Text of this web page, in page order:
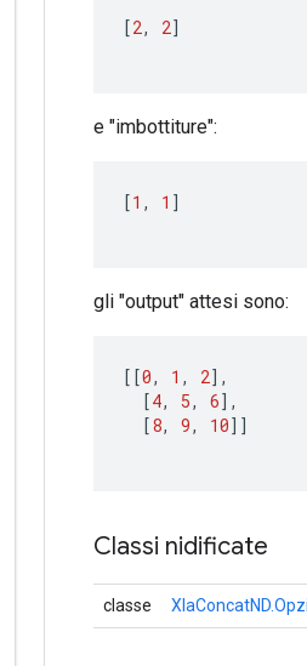
[2, 2]
e "imbottiture":
[1 , 1 ]
gli "output" attesi sono:
[[0, 1 , 2] ,
[4, 5, 6] ,
[8, 9, 10]]
Classi nidificate
classe